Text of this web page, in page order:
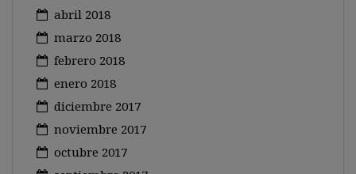
abril 2018
marzo 2018
febrero 2018
enero 2018
diciembre 2017
noviembre 2017
octubre 2017